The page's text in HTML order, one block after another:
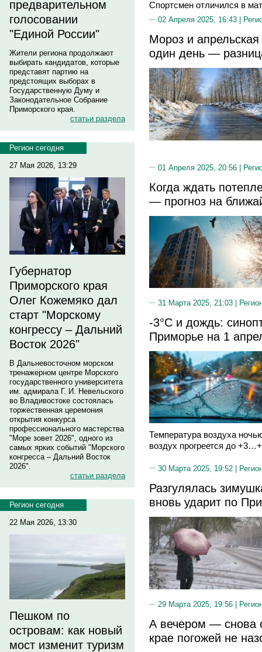
предварительном
голосовании
"Единой России"
Жители региона продолжают
выбирать кандидатов, которые
представят партию на
предстоящих выборах в
Государственную Думу и
Законодательное Собрание
Приморского края.
статьи раздела
Регион сегодня
27 Мая 2026, 13:29
Губернатор
Приморского края
Олег Кожемяко дал
старт "Морскому
конгрессу – Дальний
Восток 2026"
В Дальневосточном морском
тренажерном центре Морского
государственного университета
им. адмирала Г. И. Невельского
во Владивостоке состоялась
торжественная церемония
открытия конкурса
профессионального мастерства
"Море зовет 2026", одного из
самых ярких событий "Морского
конгресса – Дальний Восток
2026".
статьи раздела
Регион сегодня
22 Мая 2026, 13:30
Пешком по
островам: как новый
мост изменит туризм
Спортсмен отличился в
02 Апреля 2025, 16:43 |
Мороз и
один день —
01 Апреля 2025, 20:56 |
Когда ждать
— прогноз на
31 Марта 2025, 21:03 |
-3°C и дождь:
Приморье на 1
Температура воздуха
воздух прогреется до
30 Марта 2025, 19:52 |
Разгулялась
вновь ударит по
29 Марта 2025, 19:56 |
А вечером — снова
крае погожей не